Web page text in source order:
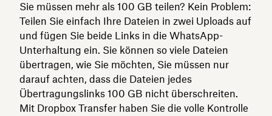
Sie müssen mehr als 100 GB teilen? Kein Problem:
Teilen Sie einfach Ihre Dateien in zwei Uploads auf
und fügen Sie beide Links in die WhatsApp-
Unterhaltung ein. Sie können so viele Dateien
übertragen, wie Sie möchten, Sie müssen nur
darauf achten, dass die Dateien jedes
Übertragungslinks 100 GB nicht überschreiten.
Mit Dropbox Transfer haben Sie die volle Kontrolle